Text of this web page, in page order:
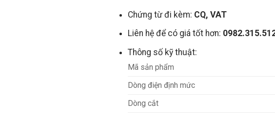
Chứng từ đi kèm: CQ, VAT
Liên hệ để có giá tốt hơn:
Thông số kỹ thuật:
Mã sản phẩm
Dòng điện định mức
Dòng cắt